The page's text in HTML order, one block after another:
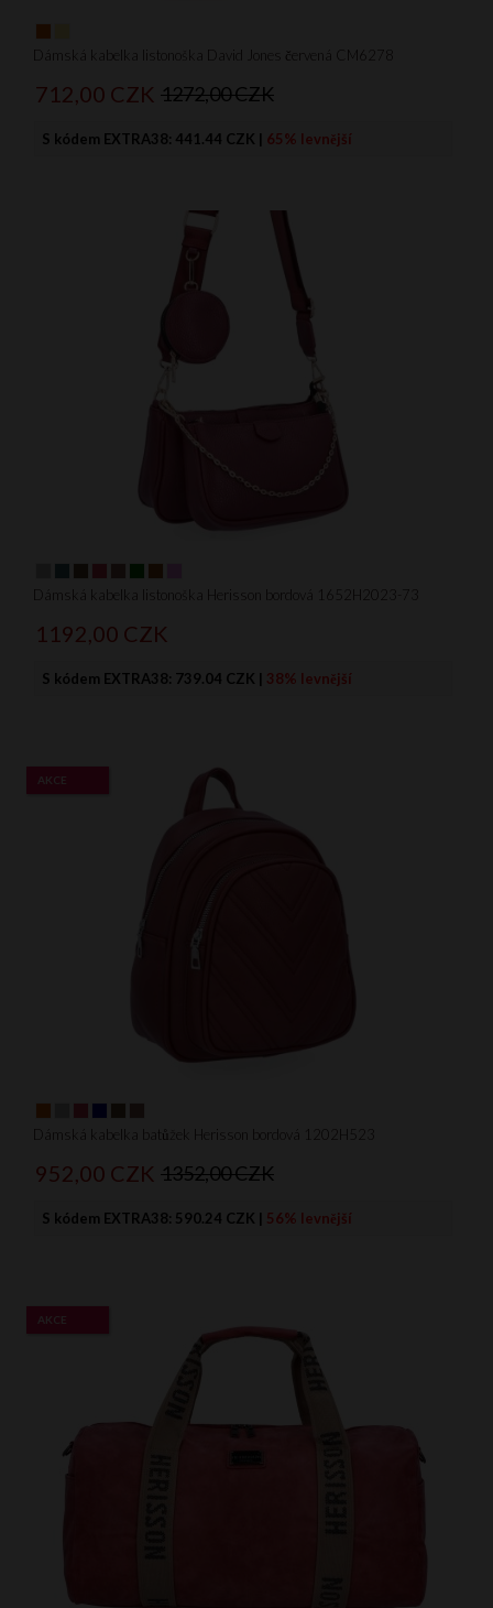
Dámská kabelka listonoška David Jones červená CM6278
712,00 CZK 1272,00 CZK
S kódem EXTRA38: 441.44 CZK | 65% levnější
Dámská kabelka listonoška Herisson bordová 1652H2023-73
1192,00 CZK
S kódem EXTRA38: 739.04 CZK | 38% levnější
Dámská kabelka batůžek Herisson bordová 1202H523
AKCE
952,00 CZK 1352,00 CZK
S kódem EXTRA38: 590.24 CZK | 56% levnější
AKCE